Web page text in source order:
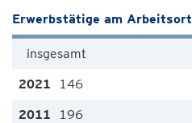
Erwerbstätige am Arbeitsort
insgesamt
146
196